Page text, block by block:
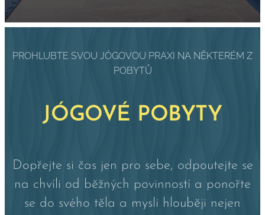
PROHLUBTE SVOU JÓGOVOU PRAXI NA NĚKTERÉM Z
POBYTŮ
JÓGOVÉ POBYTY
Dopřejte si čas jen pro sebe, odpoutejte se
na chvíli od běžných povinností a ponořte
se do svého těla a mysli hlouběji nejen